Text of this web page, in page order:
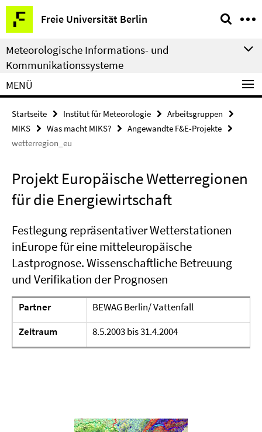
Springe
direkt
zu
Inhalt
Freie Universität Berlin
Service-
Navigation
Meteorologische Informations- und
Kommunikationssysteme
MENÜ
Startseite Institut für Meteorologie
Arbeitsgruppen
MIKS
Was macht MIKS?
Angewandte F&E-Projekte
wetterregion_eu
Projekt Europäische Wetterregionen
für die Energiewirtschaft
Festlegung repräsentativer Wetterstationen
inEurope für eine mitteleuropäische
Lastprognose. Wissenschaftliche Betreuung
und Verifikation der Prognosen
Partner
BEWAG Berlin/ Vattenfall
Zeitraum
8.5.2003 bis 31.4.2004